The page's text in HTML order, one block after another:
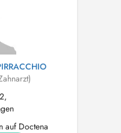
auf Doctena